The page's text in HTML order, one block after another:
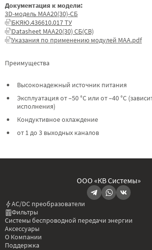
Преимущества
Высоконадежный источник питания
Эксплуатация от –50 °C или от –40 °C
исполнения)
Кондуктивное охлаждение
от 1 до 3 выходных каналов
Документация к модели:
3D-модель МАА20(30)-СБ
БКЯЮ.436610.017 ТУ
Datasheet МАА20(30) СБ(СВ)
Указания по применению модулей МАА.pdf
ООО «КВ Системы»
AC/DC преобразователи
Фильтры
Системы беспроводной передачи энергии
Аксессуары
О Компании
Поддержка